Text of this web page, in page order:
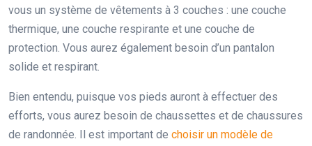
vous un système de vêtements à 3 couches : une couche
thermique, une couche respirante et une couche de
protection. Vous aurez également besoin d’un pantalon
solide et respirant.
Bien entendu, puisque vos pieds auront à effectuer des
efforts, vous aurez besoin de chaussettes et de chaussures
de randonnée. Il est important de choisir un modèle de